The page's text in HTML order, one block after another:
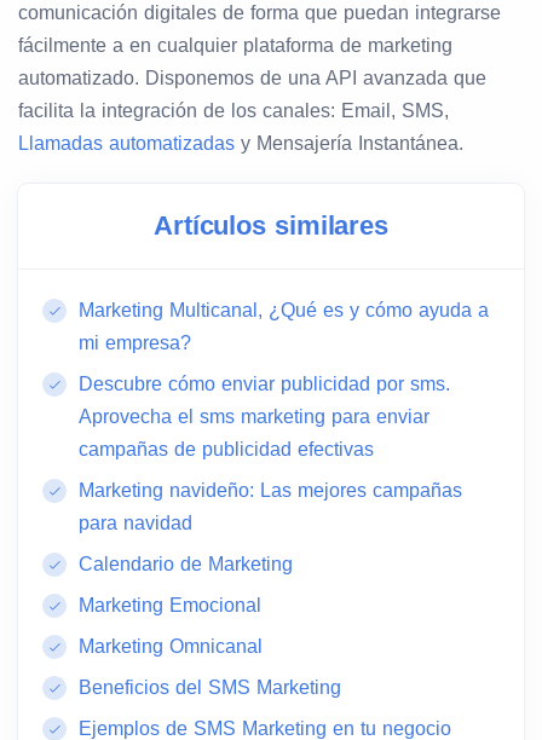
comunicación digitales de forma que puedan integrarse
fácilmente a en cualquier plataforma de marketing
automatizado. Disponemos de una API avanzada que
facilita la integración de los canales: Email, SMS,
Llamadas automatizadas y Mensajería Instantánea.
Artículos similares
Marketing Multicanal, ¿Qué es y cómo ayuda a
mi empresa?
Descubre cómo enviar publicidad por sms.
Aprovecha el sms marketing para enviar
campañas de publicidad efectivas
Marketing navideño: Las mejores campañas
para navidad
Calendario de Marketing
Marketing Emocional
Marketing Omnicanal
Beneficios del SMS Marketing
Ejemplos de SMS Marketing en tu negocio